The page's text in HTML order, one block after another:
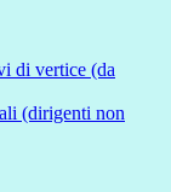
di vertice (da
(dirigenti non